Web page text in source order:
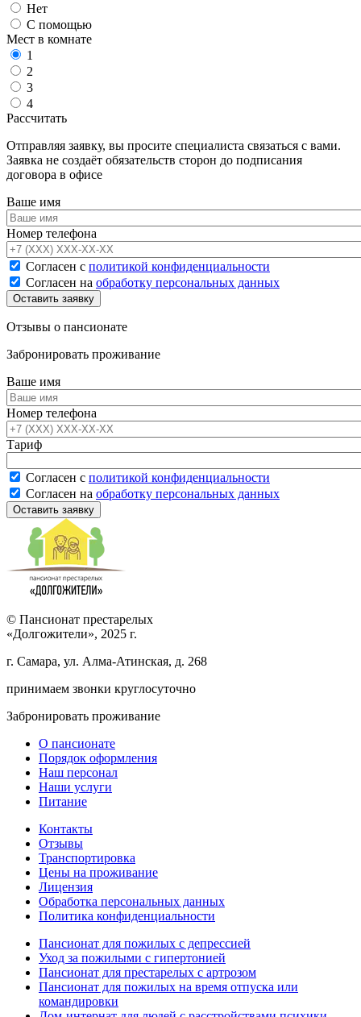
Нет
С помощью
Мест в комнате
1
2
3
4
Рассчитать
Отправляя заявку, вы просите специалиста связаться с вами.
Заявка не создаёт обязательств сторон до подписания
договора в офисе
Ваше имя
Номер телефона
Согласен с политикой конфиденциальности
Согласен на обработку персональных данных
Отзывы о пансионате
Забронировать проживание
Ваше имя
Номер телефона
Тариф
Согласен с политикой конфиденциальности
Согласен на обработку персональных данных
© Пансионат престарелых
«Долгожители», 2025 г.
г. Самара, ул. Алма-Атинская, д. 268
принимаем звонки круглосуточно
Забронировать проживание
О пансионате
Порядок оформления
Наш персонал
Наши услуги
Питание
Контакты
Отзывы
Транспортировка
Цены на проживание
Лицензия
Обработка персональных данных
Политика конфиденциальности
Пансионат для пожилых с депрессией
Уход за пожилыми с гипертонией
Пансионат для престарелых с артрозом
Пансионат для пожилых на время отпуска или
командировки